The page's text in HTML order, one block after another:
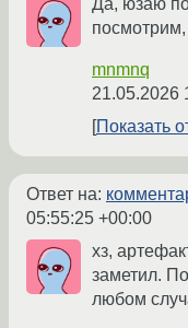
Да, юзаю
mnmnq
21.05.2026
Показать
Ответ на:
05:55:25 +00:00
хз,
заметил.
любом